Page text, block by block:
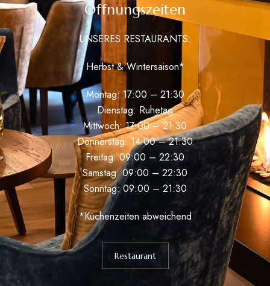
Öffnungszeiten
UNSERES RESTAURANTS:
Herbst & Wintersaison*
Montag: 17:00 – 21:30
Dienstag: Ruhetag
Mittwoch: 17:00 – 21:30
Donnerstag: 14:00 – 21:30
Freitag: 09:00 – 22:30
Samstag: 09:00 – 22:30
Sonntag: 09:00 – 21:30
*Küchenzeiten abweichend
Restaurant